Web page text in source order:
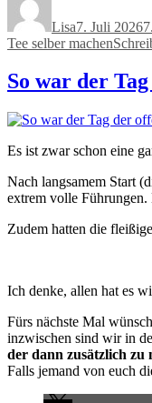
Lisa7. Juli 2026
Tee selber machen
So war der
Es ist zwar schon eine
Nach langsamem Start
extrem volle Führungen.
Zudem hatten die
Ich denke, allen hat es
Fürs nächste Mal
inzwischen sind wir in
der dann zusätzlich
Falls jemand von euch